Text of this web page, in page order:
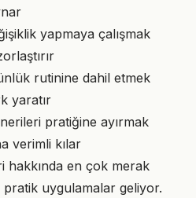
yapmaya çalışmak
rutinine dahil etmek
yaratır
pratiğine ayırmak
verimli kılar
hakkında en çok merak
pratik uygulamalar geliyor.